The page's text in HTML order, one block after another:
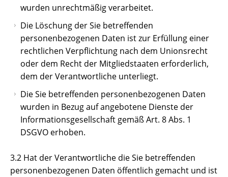
wurden unrechtmäßig verarbeitet.
Die Löschung der Sie betreffenden
personenbezogenen Daten ist zur Erfüllung einer
rechtlichen Verpflichtung nach dem Unionsrecht
oder dem Recht der Mitgliedstaaten erforderlich,
dem der Verantwortliche unterliegt.
Die Sie betreffenden personenbezogenen Daten
wurden in Bezug auf angebotene Dienste der
Informationsgesellschaft gemäß Art. 8 Abs. 1
DSGVO erhoben.
3.2 Hat der Verantwortliche die Sie betreffenden
personenbezogenen Daten öffentlich gemacht und ist